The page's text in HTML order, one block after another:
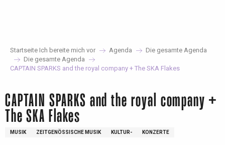
Startseite Ich bereite mich vor Agenda
Die gesamte Agenda
Die gesamte Agenda
CAPTAIN SPARKS and the royal company + The SKA Flakes
CAPTAIN SPARKS and the royal company +
The SKA Flakes
MUSIK ZEITGENÖSSISCHE MUSIK KULTUR- KONZERTE